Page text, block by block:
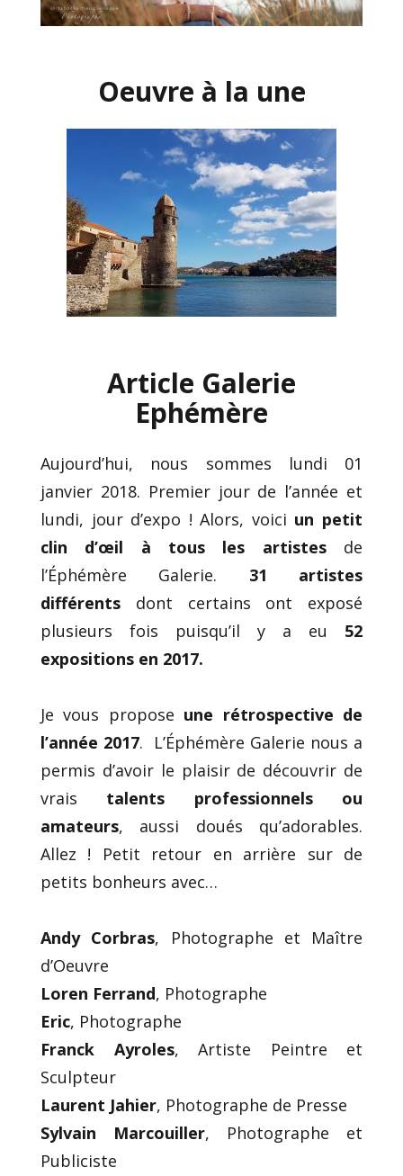
Oeuvre à la une
Article Galerie
Ephémère
Aujourd’hui, nous sommes lundi 01
janvier 2018. Premier jour de l’année et
lundi, jour d’expo ! Alors, voici un petit
clin d’œil à tous les artistesde
l’Éphémère Galerie. 31 artistes
différents dont certains ont exposé
plusieurs fois puisqu’il y a eu 52
expositions en 2017.
Je vous propose une rétrospective de
l’année 2017. L’Éphémère Galerie nous a
permis d’avoir le plaisir de découvrir de
vrais talents professionnels ou
amateurs, aussi doués qu’adorables.
Allez ! Petit retour en arrière sur de
petits bonheurs avec…
Andy Corbras, Photographe et Maître
d’Oeuvre
Loren Ferrand, Photographe
Eric, Photographe
Franck Ayroles, Artiste Peintre et
Sculpteur
Laurent Jahier, Photographe de Presse
Sylvain Marcouiller, Photographe et
Publiciste